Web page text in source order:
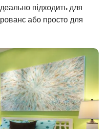
підходить для
або просто для